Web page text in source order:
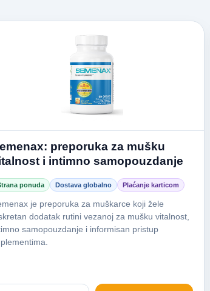
preporuka za mušku
i intimno samopouzdanje
ponuda Dostava globalno Plaćanje karticom
je preporuka za muškarce koji žele
dodatak rutini vezanoj za mušku vitalnost,
samopouzdanje i informisan pristup